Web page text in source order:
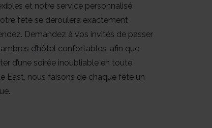
et notre service personnalisé
fête se déroulera exactement
Demandez à vos invités de passer
d’hôtel confortables, afin que
d’une soirée inoubliable en toute
East, nous faisons de chaque fête un